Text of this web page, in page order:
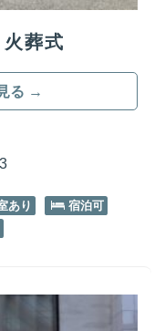
葬式
る →
あり
宿泊可